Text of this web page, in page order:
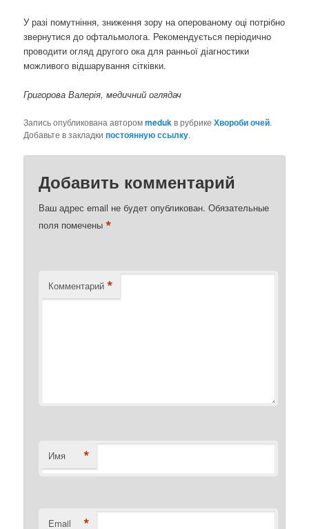
У разі помутніння, зниження зору на оперованому оці потрібно
звернутися до офтальмолога. Рекомендується періодично
проводити огляд другого ока для ранньої діагностики
можливого відшарування сітківки.
Григорова Валерія, медичний оглядач
Запись опубликована авторомmedukв рубрикеХвороби очей.
Добавьте в закладкипостоянную ссылку.
Добавить комментарий
Ваш адрес email не будет опубликован. Обязательные
поля помечены*
Комментарий *
Имя *
Email *